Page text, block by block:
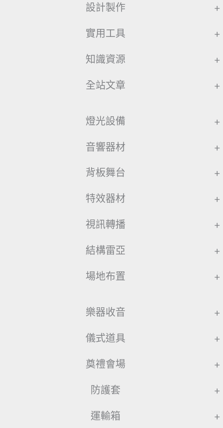
設計製作 +
實用工具 +
知識資源 +
全站文章 +
燈光設備 +
音響器材 +
背板舞台 +
特效器材 +
視訊轉播 +
結構雷亞 +
場地布置 +
樂器收音 +
儀式道具 +
奠禮會場 +
防護套 +
運輸箱 +